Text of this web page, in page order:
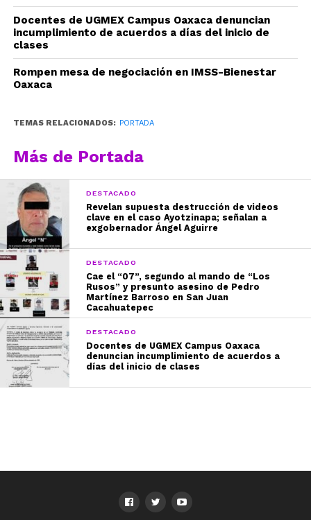
Docentes de UGMEX Campus Oaxaca denuncian
incumplimiento de acuerdos a días del inicio de
clases
Rompen mesa de negociación en IMSS-Bienestar
Oaxaca
TEMAS RELACIONADOS: PORTADA
Más de Portada
DESTACADO
Revelan supuesta destrucción de videos
clave en el caso Ayotzinapa; señalan a
exgobernador Ángel Aguirre
DESTACADO
Cae el “07”, segundo al mando de “Los
Rusos” y presunto asesino de Pedro
Martínez Barroso en San Juan
Cacahuatepec
DESTACADO
Docentes de UGMEX Campus Oaxaca
denuncian incumplimiento de acuerdos a
días del inicio de clases